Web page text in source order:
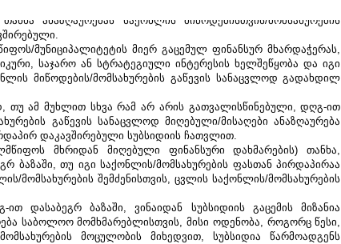
საკითხის შეფასებისას
ანაზღაურებას საქონლის მიწოდებისთვის/მომსახურების
მუნიციპალიტეტის მიერ გაცემულ ფინანსურ მხარდაჭერას,
საჯარო ან სტრატეგიული ინტერესის ხელშეწყობა და იგი
მიწოდების/მომსახურების გაწევის სანაცვლოდ გადახდილ
თუ ამ მუხლით სხვა რამ არ არის გათვალისწინებული, დღგ-ით
გაწევის სანაცვლოდ მიღებული/მისაღები ანაზღაურება
დაკავშირებული სუბსიდიის ჩათვლით.
მხრიდან მიღებული ფინანსური დახმარების) თანხა,
ბაზაში, თუ იგი საქონლის/მომსახურების ფასთან პირდაპირაა
მომსახურების შემძენისთვის, ცვლის საქონლის/მომსახურების
დასაბეგრ ბაზაში, ვინაიდან სუბსიდიის გაცემის მიზანია
საბოლოო მომხმარებლისთვის, მისი ოდენობა, როგორც წესი,
მოცულობის მიხედვით, სუბსიდია წარმოადგენს